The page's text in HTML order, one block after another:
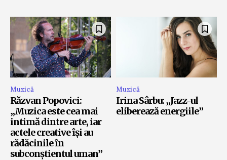
Muzică
Răzvan Popovici:
„Muzica este cea mai
intimă dintre arte, iar
actele creative își au
rădăcinile în
subconștientul uman”
Muzică
Irina Sârbu: „Jazz-ul
eliberează energiile”